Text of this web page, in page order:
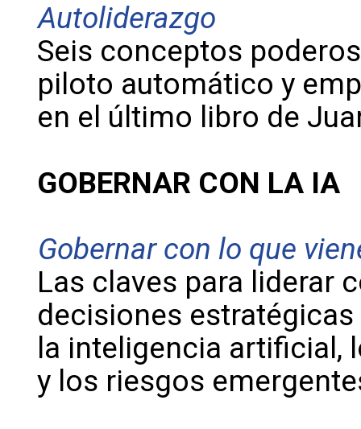
Autoliderazgo
Seis conceptos
piloto automático y
en el último libro de
GOBERNAR CON LA IA
Gobernar con lo que
Las claves para liderar
decisiones
la inteligencia artificial,
y los riesgos